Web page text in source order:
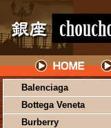
Balenciaga
Bottega Veneta
Burberry